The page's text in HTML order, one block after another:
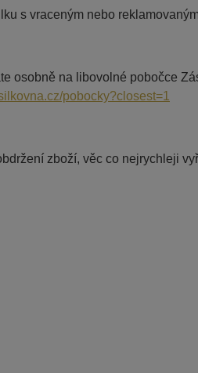
s vraceným nebo
osobně na libovolné pobočce
pobocky?closest=1
zboží, věc co nejrychleji